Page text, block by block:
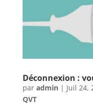
Déconnexion :
par admin| Juil 24,
QVT